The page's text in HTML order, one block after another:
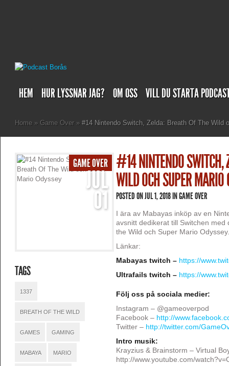
HEM HUR LYSSNAR JAG? OM OSS VILL DU STARTA
Home » Game Over » #14 Nintendo Switch, Zelda: Breath Of The Wild
GAME OVER
JUL
01
TAGS
1337
BREATH OF THE WILD
GAMES GAMING
MABAYA MARIO
#14 NINTENDO SWITCH,
WILD OCH SUPER MARIO
POSTED ON JUL 1, 2018 INGAME OVER
I ära av Mabayas inköp av en
avsnitt dedikerat till Switchen
the Wild och Super Mario Odyssey.
Länkar:
Mabayas twitch – https://
Ultrafails twitch – https://
Följ oss på sociala medier:
Instagram – @gameoverpod
Facebook – http://
Twitter – http://twitter.com/
Intro musik:
Krayzius & Brainstorm – Virtual
http://www.youtube.com/